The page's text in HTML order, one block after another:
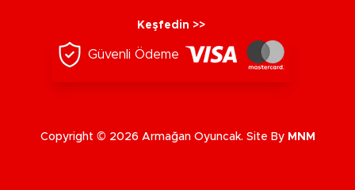
Keşfedin >>
Güvenli Ödeme
Copyright © 2026 Armağan Oyuncak. Site By MNM